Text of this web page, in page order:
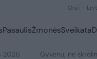
Orai
PasaulisŽmonėsSveikata
2026 Gyvenu, ne